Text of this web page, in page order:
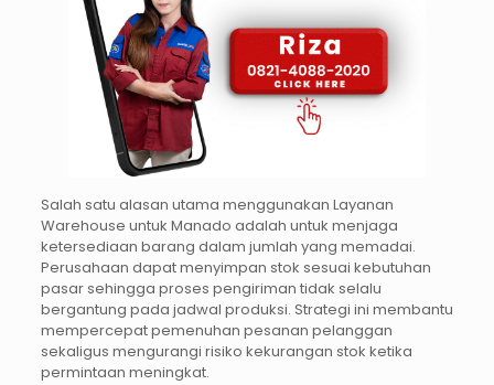
Salah satu alasan utama menggunakan Layanan
Warehouse untuk Manado adalah untuk menjaga
ketersediaan barang dalam jumlah yang memadai.
Perusahaan dapat menyimpan stok sesuai kebutuhan
pasar sehingga proses pengiriman tidak selalu
bergantung pada jadwal produksi. Strategi ini membantu
mempercepat pemenuhan pesanan pelanggan
sekaligus mengurangi risiko kekurangan stok ketika
permintaan meningkat.